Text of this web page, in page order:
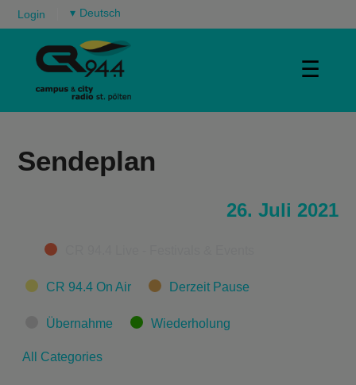
Login ▾
☰
Sendeplan
26. Juli 2021
Categories
CR 94.4 On Air Derzeit Pause
Übernahme Wiederholung
All Categories